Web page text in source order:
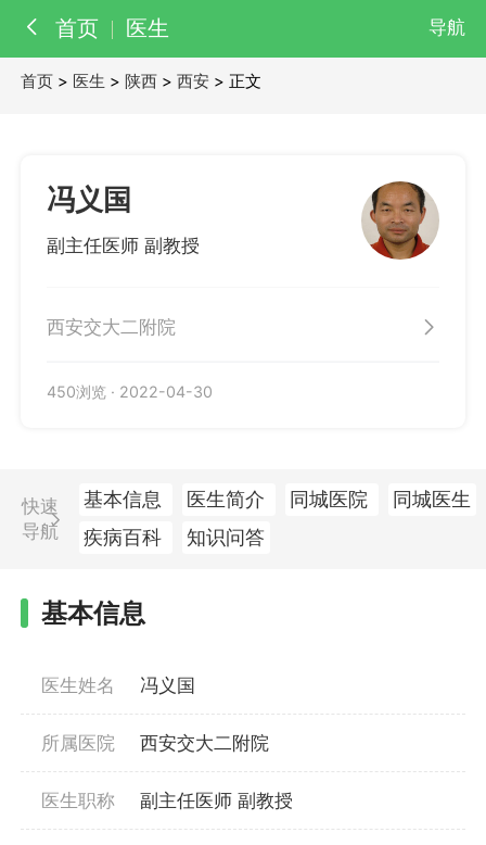
首页 医生 导航
医生
首页 > 医生 >陕西 >西安 > 正文
冯义国
副主任医师 副教授
西安交大二附院
450浏览 · 2022-04-30
快速
导航
基本信息 医生简介 同城医院
同城医生
疾病百科
知识问答
基本信息
医生姓名 冯义国
所属医院 西安交大二附院
医生职称 副主任医师 副教授